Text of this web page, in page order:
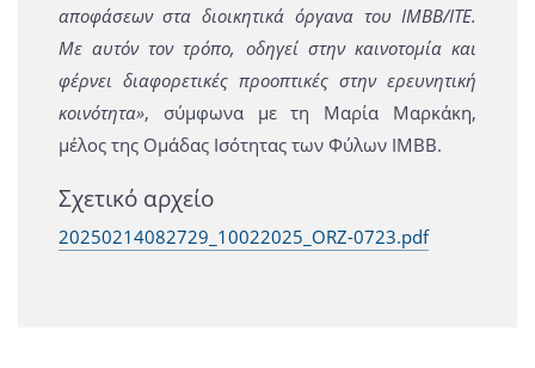
αποφάσεων στα διοικητικά όργανα του ΙΜΒΒ/ΙΤΕ.
Με αυτόν τον τρόπο, οδηγεί στην καινοτομία και
φέρνει διαφορετικές προοπτικές στην ερευνητική
κοινότητα», σύμφωνα με τη Μαρία Μαρκάκη,
μέλος της Ομάδας Ισότητας των Φύλων IMBB.
Σχετικό αρχείο
20250214082729_10022025_ORZ-0723.pdf